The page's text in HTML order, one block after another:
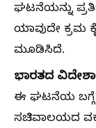
ಘಟನೆಯನ್ನು
ಯಾವುದೇ ಕ್ರಮ
ಮೂಡಿಸಿದೆ.
ಭಾರತದ
ಈ ಘಟನೆಯ ಬಗ್ಗೆ
ಸಚಿವಾಲಯದ